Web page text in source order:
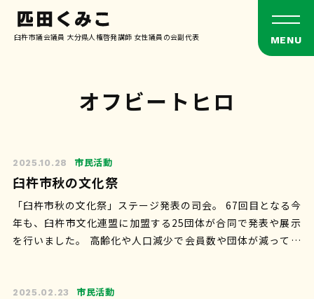
臼杵市議会議員 大分県人権啓発講師 女性議員の会副代表
オフビートヒロ
2025.10.28 市民活動
臼杵市秋の文化祭
「臼杵市秋の文化祭」ステージ発表の司会。 67回目となる今
年も、臼杵市文化連盟に加盟する25団体が合同で発表や展示
を行いました。 高齢化や人口減少で会員数や団体が減ってい
2025.02.23 市民活動